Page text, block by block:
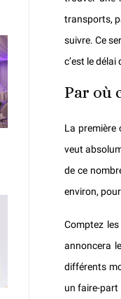
transports,
suivre. Ce
c’est le
Par où
La première
veut
de ce
environ,
Comptez
annoncera
différents
unfaire-part